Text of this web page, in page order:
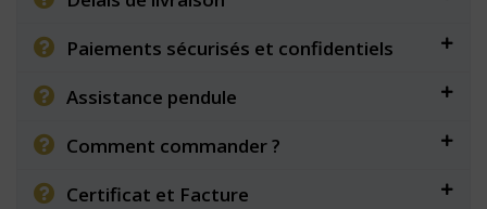
Paiements sécurisés et confidentiels
Assistance pendule
Comment commander ?
Certificat et Facture